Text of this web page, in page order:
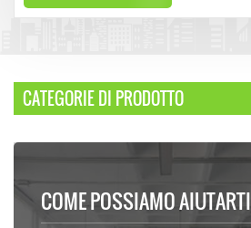
CATEGORIE DI PRODOTTO
COME POSSIAMO AIUTARTI